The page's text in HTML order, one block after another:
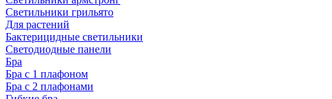
Светильники грильято
Для растений
Бактерицидные светильники
Светодиодные панели
Бра
Бра с 1 плафоном
Бра с 2 плафонами